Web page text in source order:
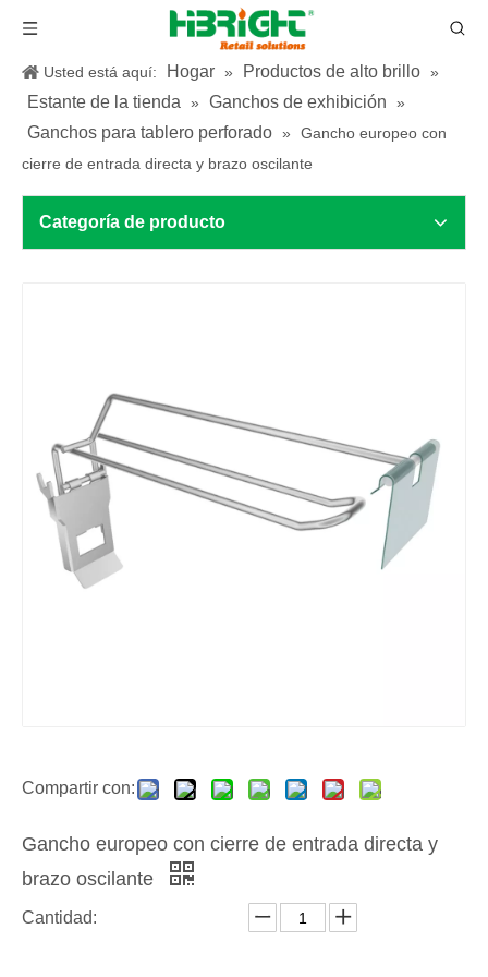
Usted está aquí: Hogar » Productos de alto brillo »
Estante de la tienda » Ganchos de exhibición »
Ganchos para tablero perforado »
Gancho europeo con
cierre de entrada directa y brazo oscilante
Categoría de producto
Compartir con:
Gancho europeo con cierre de entrada directa y
brazo oscilante
Cantidad: